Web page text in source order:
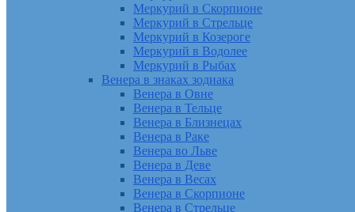
Меркурий в Скорпионе
Меркурий в Стрельце
Меркурий в Козероге
Меркурий в Водолее
Меркурий в Рыбах
Венера в знаках зодиака
Венера в Овне
Венера в Тельце
Венера в Близнецах
Венера в Раке
Венера во Льве
Венера в Деве
Венера в Весах
Венера в Скорпионе
Венера в Стрельце